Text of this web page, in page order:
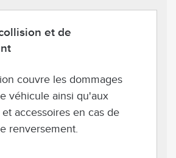
et de
couvre les dommages
véhicule ainsi qu'aux
accessoires en cas de
renversement.